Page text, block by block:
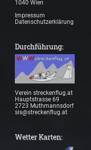
1040 Wien
Impressum
Datenschutzerklärung
Durchführung:
Verein streckenflug.at
Hauptstrasse 69
2723 Muthmannsdorf
sis@streckenflug.at
Wetter Karten: